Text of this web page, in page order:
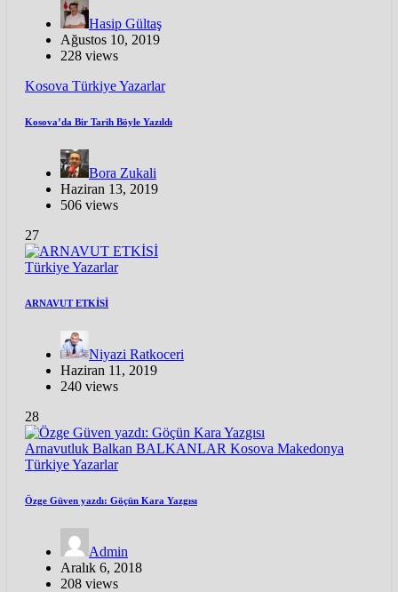
Hasip Gültaş
Ağustos 10, 2019
228 views
Kosova TürkiyeYazarlar
Kosova’da Bir Tarih Böyle Yazıldı
Bora Zukali
Haziran 13, 2019
506 views
27
TürkiyeYazarlar
ARNAVUT ETKİSİ
Niyazi Ratkoceri
Haziran 11, 2019
240 views
28
Arnavutluk Balkan BALKANLAR Kosova Makedonya
TürkiyeYazarlar
Özge Güven yazdı: Göçün Kara Yazgısı
Admin
Aralık 6, 2018
208 views